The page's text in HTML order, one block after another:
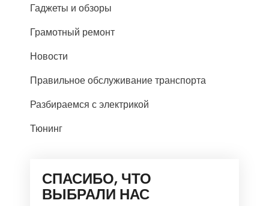
Гаджеты и обзоры
Грамотный ремонт
Новости
Правильное обслуживание транспорта
Разбираемся с электрикой
Тюнинг
СПАСИБО, ЧТО
ВЫБРАЛИ НАС